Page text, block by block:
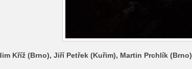
Kříž (Brno), Jiří Petřek (Kuřim), Martin Prchlík